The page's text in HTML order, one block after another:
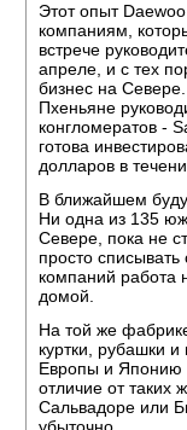
Этот опыт
компаниям,
встрече
апреле, и с тех
бизнес на
Пхеньяне
конгломератов -
готова
долларов в
В ближайшем
Ни одна из 135
Севере, пока не
просто
компаний работа
домой.
На той же
куртки, рубашки
Европы и Японию
отличие от таких
Сальвадоре или